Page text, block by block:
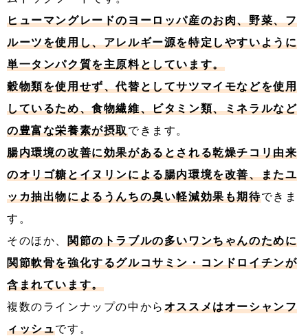
ヒューマングレードのヨーロッパ産のお肉、野菜、フ
ルーツを使用し、アレルギー源を特定しやすいように
単一タンパク質を主原料としています。
穀物類を使用せず、代替としてサツマイモなどを使用
しているため、食物繊維、ビタミン類、ミネラルなど
の豊富な栄養素が摂取できます。
腸内環境の改善に効果があるとされる乾燥チコリ由来
のオリゴ糖とイヌリンによる腸内環境を改善、またユ
ッカ抽出物によるうんちの臭い軽減効果も期待できま
す。
そのほか、 関節のトラブルの多いワンちゃんのために
関節軟骨を強化するグルコサミン・コンドロイチンが
含まれています。
複数のラインナップの中から オススメはオーシャンフ
ィッシュです。